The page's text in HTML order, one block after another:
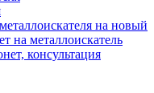
на новый
на металлоискатель
консультация